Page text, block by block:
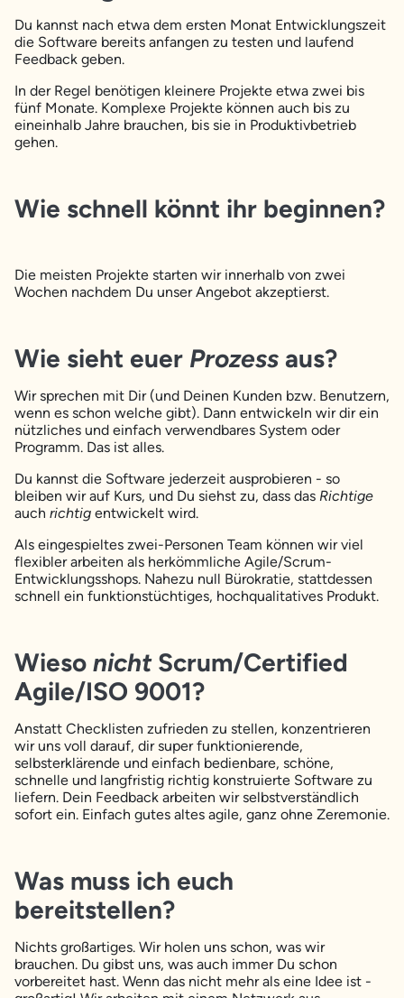
Du kannst nach etwa dem ersten Monat Entwicklungszeit
die Software bereits anfangen zu testen und laufend
Feedback geben.
In der Regel benötigen kleinere Projekte etwa zwei bis
fünf Monate. Komplexe Projekte können auch bis zu
eineinhalb Jahre brauchen, bis sie in Produktivbetrieb
gehen.
Wie schnell könnt ihr beginnen?
Die meisten Projekte starten wir innerhalb von zwei
Wochen nachdem Du unser Angebot akzeptierst.
Wie sieht euer Prozess aus?
Wir sprechen mit Dir (und Deinen Kunden bzw. Benutzern,
wenn es schon welche gibt). Dann entwickeln wir dir ein
nützliches und einfach verwendbares System oder
Programm. Das ist alles.
Du kannst die Software jederzeit ausprobieren - so
bleiben wir auf Kurs, und Du siehst zu, dass das Richtige
auch richtig entwickelt wird.
Als eingespieltes zwei-Personen Team können wir viel
flexibler arbeiten als herkömmliche Agile/Scrum-
Entwicklungsshops. Nahezu null Bürokratie, stattdessen
schnell ein funktionstüchtiges, hochqualitatives Produkt.
Wieso nichtScrum/Certified
Agile/ISO 9001?
Anstatt Checklisten zufrieden zu stellen, konzentrieren
wir uns voll darauf, dir super funktionierende,
selbsterklärende und einfach bedienbare, schöne,
schnelle und langfristig richtig konstruierte Software zu
liefern. Dein Feedback arbeiten wir selbstverständlich
sofort ein. Einfach gutes altes agile, ganz ohne Zeremonie.
Was muss ich euch
bereitstellen?
Nichts großartiges. Wir holen uns schon, was wir
brauchen. Du gibst uns, was auch immer Du schon
vorbereitet hast. Wenn das nicht mehr als eine Idee ist -